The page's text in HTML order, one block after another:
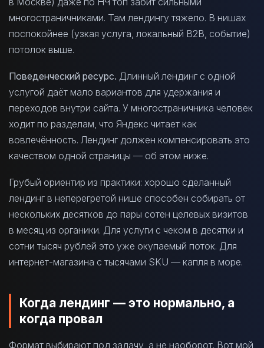
многостраничниками. Там лендингу тяжело. В нишах
поспокойнее (узкая услуга, локальный B2B, событие)
потолок выше.
Поведенческий ресурс. Длинный лендинг с одной
услугой даёт мало вариантов для удержания и
переходов внутри сайта. У многостраничника человек
ходит по разделам, что Яндекс читает как
вовлечённость. Лендинг должен компенсировать это
качеством одной страницы — об этом ниже.
Грубый ориентир из практики: хорошо сделанный
лендинг в неперегретой нише способен собирать от
нескольких десятков до пары сотен целевых визитов
в месяц из органики. Для услуги с чеком в десятки и
сотни тысяч рублей это уже окупаемый поток. Для
интернет-магазина с тысячами SKU — капля в море.
Когда лендинг — это нормально, а
когда провал
Формат выбирают под задачу, а не наоборот. Вот мой